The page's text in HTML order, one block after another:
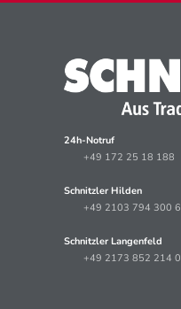
24h-Notruf
+49 172 25 18 188
Schnitzler Hilden
+49 2103 794 300 6
Schnitzler Langenfeld
+49 2173 852 214 0